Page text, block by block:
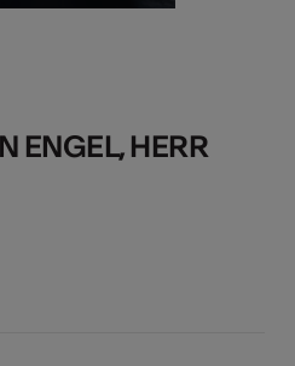
ENGEL, HERR